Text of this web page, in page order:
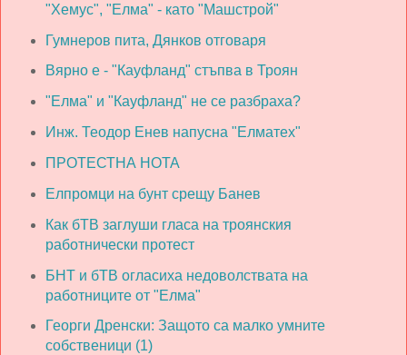
"Хемус", "Елма" - като "Машстрой"
Гумнеров пита, Дянков отговаря
Вярно е - "Кауфланд" стъпва в Троян
"Елма" и "Кауфланд" не се разбраха?
Инж. Теодор Енев напусна "Елматех"
ПРОТЕСТНА НОТА
Елпромци на бунт срещу Банев
Как бТВ заглуши гласа на троянския
работнически протест
БНТ и бТВ огласиха недоволствата на
работниците от "Елма"
Георги Дренски: Защото са малко умните
собственици (1)